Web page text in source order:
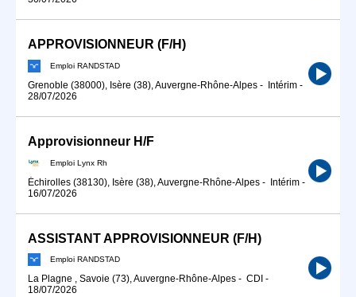
APPROVISIONNEUR (F/H)
Emploi RANDSTAD
Grenoble (38000), Isère (38), Auvergne-Rhône-Alpes - Intérim -
28/07/2026
Approvisionneur H/F
Emploi Lynx Rh
Échirolles (38130), Isère (38), Auvergne-Rhône-Alpes - Intérim -
16/07/2026
ASSISTANT APPROVISIONNEUR (F/H)
Emploi RANDSTAD
La Plagne , Savoie (73), Auvergne-Rhône-Alpes - CDI -
18/07/2026